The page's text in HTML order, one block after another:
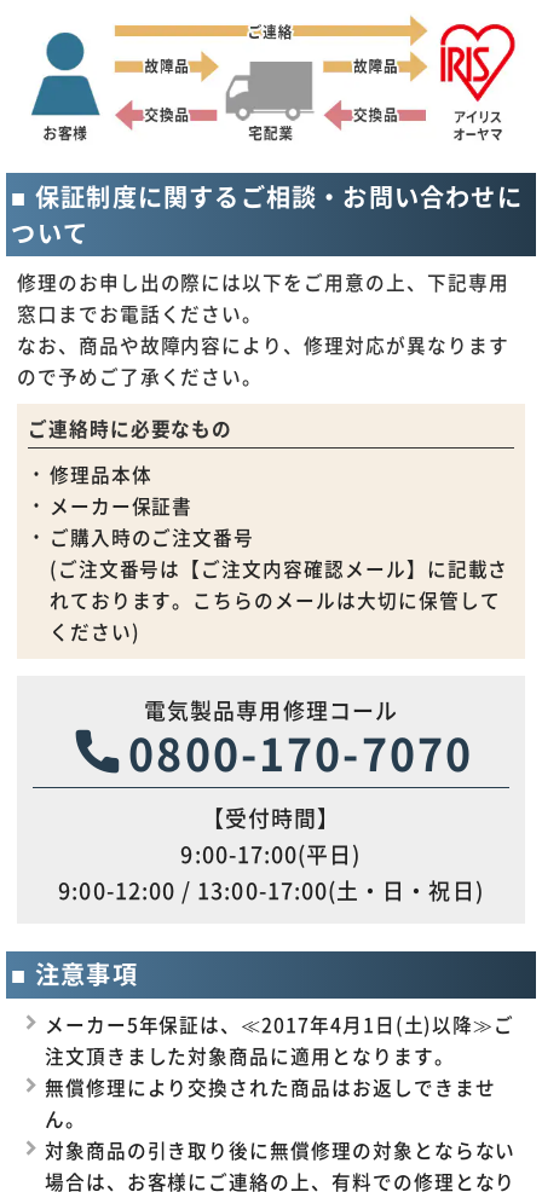
保証制度に関するご相談・お問い合わせに
ついて
修理のお申し出の際には以下をご用意の上、下記専用
窓口までお電話ください。
なお、商品や故障内容により、修理対応が異なります
ので予めご了承ください。
ご連絡時に必要なもの
修理品本体
メーカー保証書
ご購入時のご注文番号
(ご注文番号は【ご注文内容確認メール】に記載さ
れております。こちらのメールは大切に保管して
ください)
電気製品専用修理コール
0800-170-7070
【受付時間】
9:00-17:00(平日)
9:00-12:00 / 13:00-17:00(土・日・祝日)
注意事項
メーカー5年保証は、≪2017年4月1日(土)以降≫ご
注文頂きました対象商品に適用となります。
無償修理により交換された商品はお返しできませ
ん。
対象商品の引き取り後に無償修理の対象とならない
場合は、お客様にご連絡の上、有料での修理となり